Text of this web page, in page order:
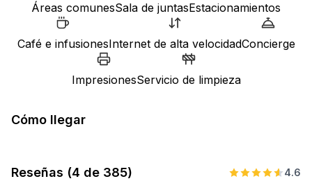
Áreas comunesSala de juntasEstacionamientos
Café e infusionesInternet de alta velocidadConcierge
ImpresionesServicio de limpieza
Cómo llegar
Reseñas (4 de 385) 4.6